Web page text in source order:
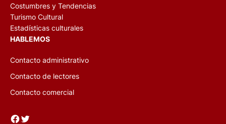
Costumbres y Tendencias
Turismo Cultural
Estadísticas culturales
HABLEMOS
Contacto administrativo
Contacto de lectores
Contacto comercial
Facebook Twitter